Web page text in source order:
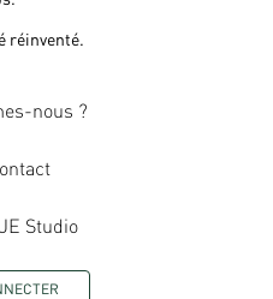
réinventé.
nous ?
Studio